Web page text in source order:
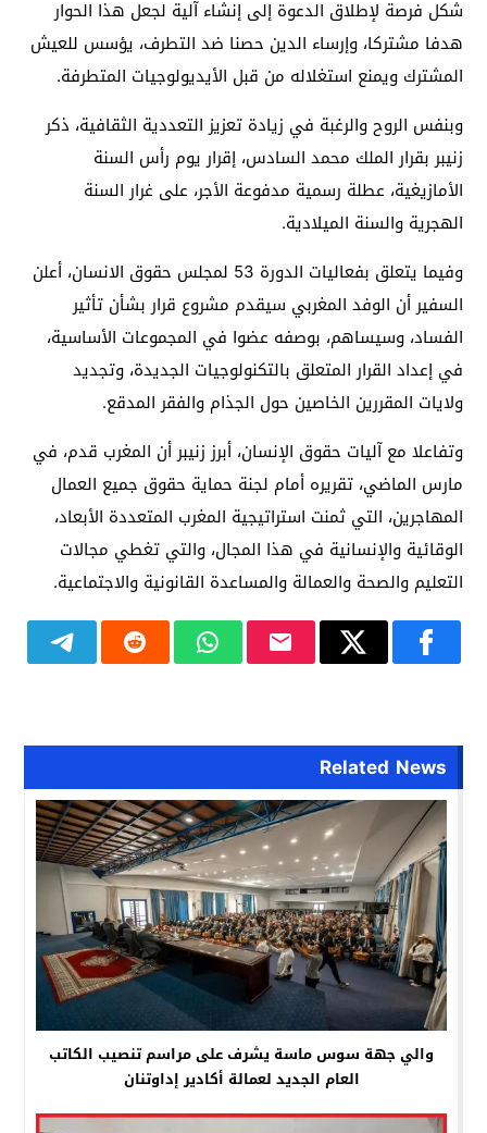
شكل فرصة لإطلاق الدعوة إلى إنشاء آلية لجعل هذا الحوار
هدفا مشتركا، وإرساء الدين حصنا ضد التطرف، يؤسس للعيش
المشترك ويمنع استغلاله من قبل الأيديولوجيات المتطرفة.
وبنفس الروح والرغبة في زيادة تعزيز التعددية الثقافية، ذكر
زنيبر بقرار الملك محمد السادس، إقرار يوم رأس السنة
الأمازيغية، عطلة رسمية مدفوعة الأجر، على غرار السنة
الهجرية والسنة الميلادية.
وفيما يتعلق بفعاليات الدورة 53 لمجلس حقوق الانسان، أعلن
السفير أن الوفد المغربي سيقدم مشروع قرار بشأن تأثير
الفساد، وسيساهم، بوصفه عضوا في المجموعات الأساسية،
في إعداد القرار المتعلق بالتكنولوجيات الجديدة، وتجديد
ولايات المقررين الخاصين حول الجذام والفقر المدقع.
وتفاعلا مع آليات حقوق الإنسان، أبرز زنيبر أن المغرب قدم، في
مارس الماضي، تقريره أمام لجنة حماية حقوق جميع العمال
المهاجرين، التي ثمنت استراتيجية المغرب المتعددة الأبعاد،
الوقائية والإنسانية في هذا المجال، والتي تغطي مجالات
التعليم والصحة والعمالة والمساعدة القانونية والاجتماعية.
Related News
والي جهة سوس ماسة يشرف على مراسم تنصيب الكاتب
العام الجديد لعمالة أكادير إداوتنان